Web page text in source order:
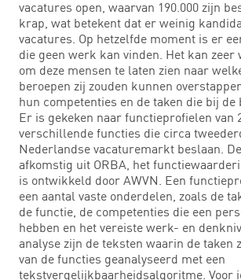
vacatures open, waarvan 190.000 zijn
krap, wat betekent dat er weinig
vacatures. Op hetzelfde moment is er
die geen werk kan vinden. Het kan zeer
om deze mensen te laten zien naar
beroepen zij zouden kunnen
hun competenties en de taken die bij de
Er is gekeken naar functieprofielen van
verschillende functies die circa
Nederlandse vacaturemarkt beslaan.
afkomstig uit ORBA, het
is ontwikkeld door AWVN. Een
een aantal vaste onderdelen, zoals de
de functie, de competenties die een
hebben en het vereiste werk- en
analyse zijn de teksten waarin de taken
van de functies geanalyseerd met een
tekstvergelijkbaarheidsalgoritme. Voor